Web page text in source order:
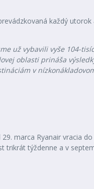
každý
už vybavili vyše 104-
oblasti prináša
v
marca Ryanair vracia
týždenne a v